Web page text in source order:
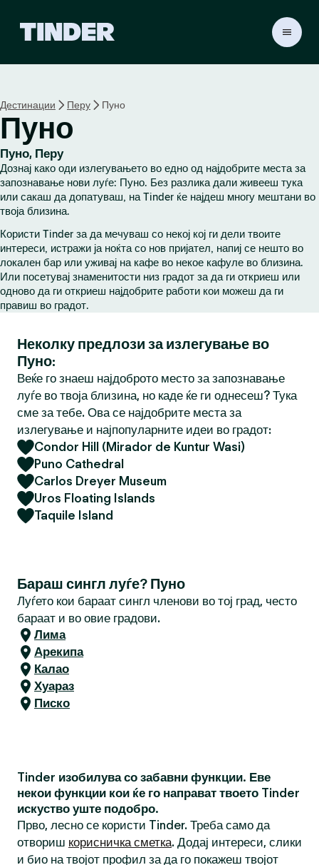
r
e
Дестинации Перу Пуно
Пуно
Пуно, Перу
Дознај како оди излегувањето во едно од најдобрите места за
запознавање нови луѓе: Пуно. Без разлика дали живееш тука
или сакаш да допатуваш, на Tinder ќе најдеш многу мештани во
твоја близина.
Користи Tinder за да мечуваш со некој кој ги дели твоите
интереси, истражи ја ноќта со нов пријател, напиј се нешто во
локален бар или уживај на кафе во некое кафуле во близина.
Или посетувај знаменитости низ градот за да ги откриеш или
одново да ги откриеш најдобрите работи кои можеш да ги
правиш во градот.
Неколку предлози за излегување во
Пуно:
Веќе го знаеш најдоброто место за запознавање
луѓе во твоја близина, но каде ќе ги однесеш? Тука
сме за тебе. Ова се најдобрите места за
излегување и најпопуларните идеи во градот:
Condor Hill (Mirador de Kuntur Wasi)
Puno Cathedral
Carlos Dreyer Museum
Uros Floating Islands
Taquile Island
Бараш сингл луѓе? Пуно
Луѓето кои бараат сингл членови во тој град, често
бараат и во овие градови.
Лима
Арекипа
Калао
Хуараз
Писко
Tinder изобилува со забавни функции. Еве
некои функции кои ќе го направат твоето Tinder
искуство уште подобро.
Прво, лесно се користи Tinder. Треба само да
отвориш корисничка сметка. Додај интереси, слики
и био на твојот профил за да го покажеш твојот